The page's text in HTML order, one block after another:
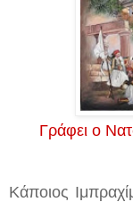
Γράφει ο
Κάποιος